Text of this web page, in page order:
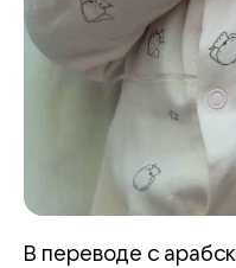
В переводе с